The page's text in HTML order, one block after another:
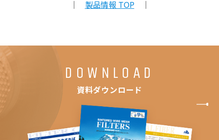
｜ 製品情報 TOP ｜
DOWNLOAD
資料ダウンロード